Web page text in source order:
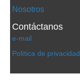
Nosotros
Contáctanos
e-mail
Política de privacidad